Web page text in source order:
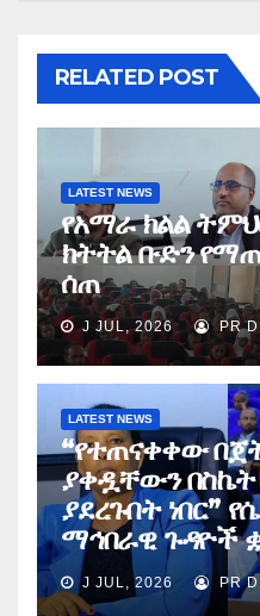
RELATED POST
LATEST NEWS
የአማራ ክልል
ክትትል ቡድን
ሰጠ
J JUL, 2026 PR
LATEST NEWS
“የተጠናቀቀው
ያቀዷቸውን
ያደረጉበት ነበር”
ማኅበራዊ ጉዳዮች
J JUL, 2026 PR